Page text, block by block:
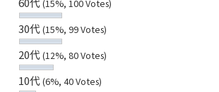
(15%, 100 Votes)
30代(15%, 99 Votes)
20代(12%, 80 Votes)
10代(6%, 40 Votes)